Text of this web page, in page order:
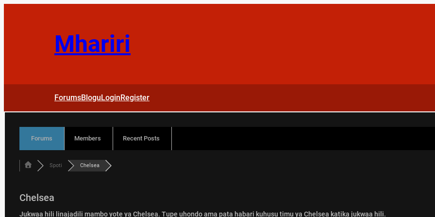
Mhariri
ForumsBloguLoginRegister
Forums Members Recent Posts
Spoti Chelsea
Chelsea
Jukwaa hili linajadili mambo yote ya Chelsea. Tupe uhondo ama pata habari kuhusu timu ya Chelsea katika jukwaa hili.